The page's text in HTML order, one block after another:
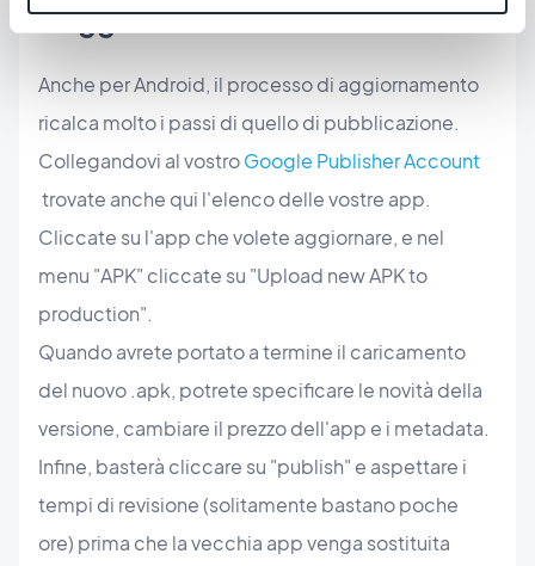
L'aggiornamento Android
Anche per Android, il processo di aggiornamento
ricalca molto i passi di quello di pubblicazione.
Collegandovi al vostroGoogle Publisher Account
trovate anche qui l'elenco delle vostre app.
Cliccate su l'app che volete aggiornare, e nel
menu "APK" cliccate su "Upload new APK to
production".
Quando avrete portato a termine il caricamento
del nuovo .apk, potrete specificare le novità della
versione, cambiare il prezzo dell'app e i metadata.
Infine, basterà cliccare su "publish" e aspettare i
tempi di revisione (solitamente bastano poche
ore) prima che la vecchia app venga sostituita